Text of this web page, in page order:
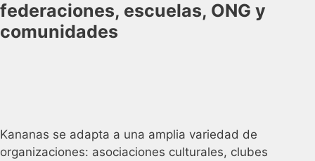
federaciones, escuelas, ONG y
comunidades
Kananas se adapta a una amplia variedad de
organizaciones: asociaciones culturales, clubes